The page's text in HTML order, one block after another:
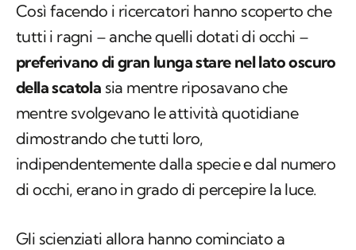
Così facendo i ricercatori hanno scoperto che
tutti i ragni – anche quelli dotati di occhi –
preferivano di gran lunga stare nel lato oscuro
della scatola sia mentre riposavano che
mentre svolgevano le attività quotidiane
dimostrando che tutti loro,
indipendentemente dalla specie e dal numero
di occhi, erano in grado di percepire la luce.
Gli scienziati allora hanno cominciato a